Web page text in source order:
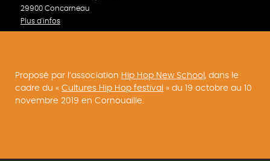
29900 Concarneau
Plus d'infos
Proposé par l’association Hip Hop New School, dans le
cadre du «Cultures Hip Hop festival » du 19 octobre au 10
novembre 2019 en Cornouaille.